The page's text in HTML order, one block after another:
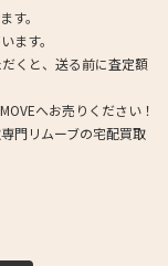
す。
ます。
くと、送る前に査定額
へお売りください！
門リムーブの宅配買取